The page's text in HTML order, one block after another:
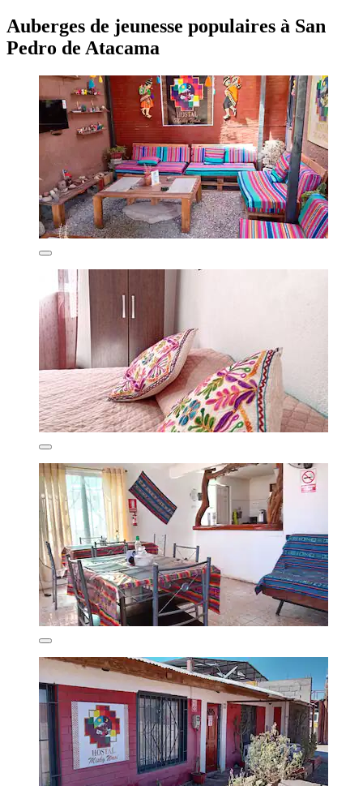
Auberges de jeunesse populaires à San
Pedro de Atacama